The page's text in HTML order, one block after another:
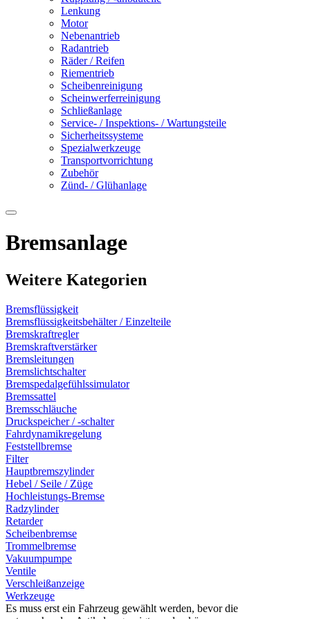
Lenkung
Motor
Nebenantrieb
Radantrieb
Räder / Reifen
Riementrieb
Scheibenreinigung
Scheinwerferreinigung
Schließanlage
Service- / Inspektions- / Wartungsteile
Sicherheitssysteme
Spezialwerkzeuge
Transportvorrichtung
Zubehör
Zünd- / Glühanlage
Bremsanlage
Weitere Kategorien
Bremsflüssigkeit
Bremsflüssigkeitsbehälter / Einzelteile
Bremskraftregler
Bremskraftverstärker
Bremsleitungen
Bremslichtschalter
Bremspedalgefühlssimulator
Bremssattel
Bremsschläuche
Druckspeicher / -schalter
Fahrdynamikregelung
Feststellbremse
Filter
Hauptbremszylinder
Hebel / Seile / Züge
Hochleistungs-Bremse
Radzylinder
Retarder
Scheibenbremse
Trommelbremse
Vakuumpumpe
Ventile
Verschleißanzeige
Werkzeuge
Es muss erst ein Fahrzeug gewählt werden, bevor die